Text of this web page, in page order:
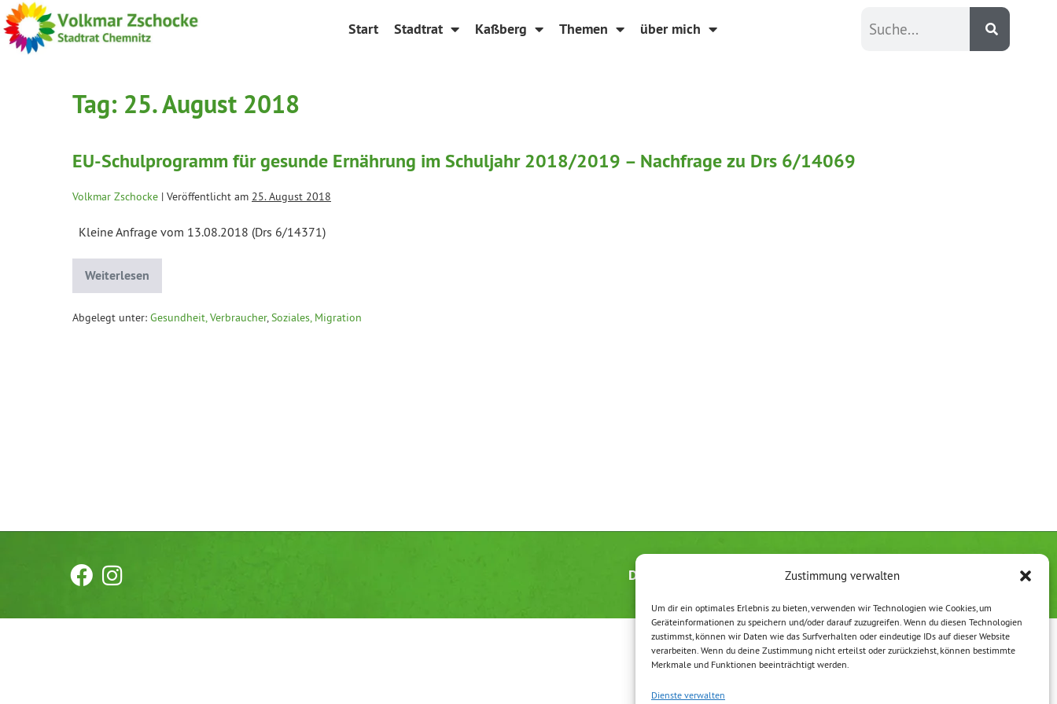
Zustimmung verwalten
Um dir ein optimales Erlebnis zu bieten, verwenden wir Technologien wie Cookies, um
Geräteinformationen zu speichern und/oder darauf zuzugreifen. Wenn du diesen Technologien
zustimmst, können wir Daten wie das Surfverhalten oder eindeutige IDs auf dieser Website
verarbeiten. Wenn du deine Zustimmung nicht erteilst oder zurückziehst, können bestimmte
Merkmale und Funktionen beeinträchtigt werden.
Dienste verwalten
Start Stadtrat Kaßberg Themen über mich
Tag: 25. August 2018
EU-Schulprogramm für gesunde Ernährung im Schuljahr 2018/2019 – Nachfrage zu Drs 6/14069
Volkmar Zschocke | Veröffentlicht am 25. August 2018
Kleine Anfrage vom 13.08.2018 (Drs 6/14371)
Weiterlesen
Abgelegt unter: Gesundheit, Verbraucher,Soziales, Migration
Datenschutzerklärung Impressum